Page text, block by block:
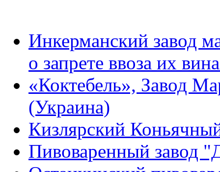
Инкерманский завод
о запрете ввоза их
«Коктебель», Завод
(Украина)
Кизлярский
Пивоваренный завод